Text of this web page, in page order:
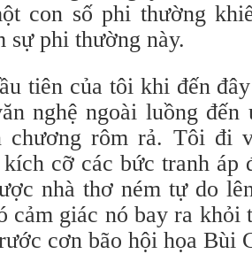
con số phi thường
sự phi thường này.
tiên của tôi khi đến
nghệ ngoài luồng đến
chương rôm rả. Tôi đi
kích cỡ các bức tranh áp
nhà thơ ném tự do
cảm giác nó bay ra khỏi
cơn bão hội họa Bùi